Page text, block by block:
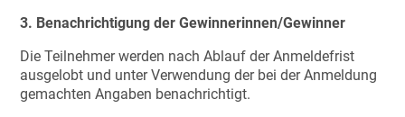
3. Benachrichtigung der Gewinnerinnen/Gewinner
Die Teilnehmer werden nach Ablauf der Anmeldefrist
ausgelobt und unter Verwendung der bei der Anmeldung
gemachten Angaben benachrichtigt.